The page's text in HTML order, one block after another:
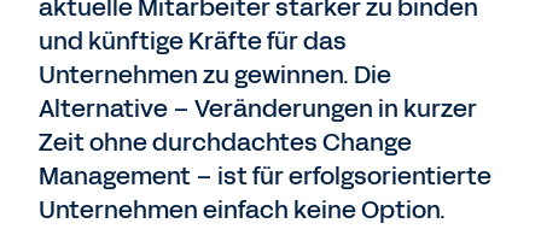
aktuelle Mitarbeiter stärker zu binden
und künftige Kräfte für das
Unternehmen zu gewinnen. Die
Alternative – Veränderungen in kurzer
Zeit ohne durchdachtes Change
Management – ​​ist für erfolgsorientierte
Unternehmen einfach keine Option.